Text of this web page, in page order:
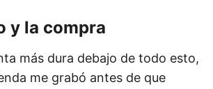
y la compra
más dura debajo de todo esto,
me grabó antes de que